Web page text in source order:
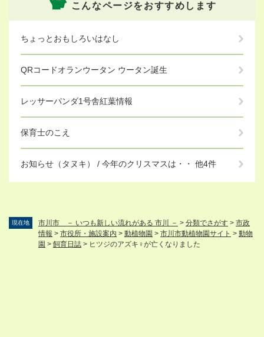
こんなページをおすすめします
ちょっとおもしろいはなし
QRコードオランウータン ウータン誕生
レッサーパンダ1号舎紅葉情報
保育士のこえ
お知らせ（タヌキ） / 今年のクリスマスは・・ 他4件
現在地 市川市 － いつも新しい流れがある 市川 － > 分類でさがす > 市政
情報 > 市役所・施設案内 > 動植物園 > 市川市動植物園サイト > 動物
園 > 飼育日誌 > ヒツジのアズキ♀が亡くなりました